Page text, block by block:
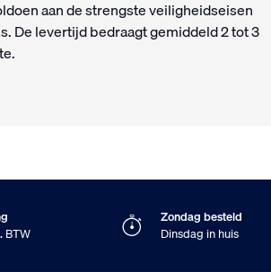
aan de strengste veiligheidseisen
De levertijd bedraagt gemiddeld 2 tot 3
BTW
Zondag besteld
Dinsdag in huis